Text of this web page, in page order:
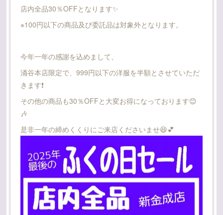
店内全品30％OFFとなります✨
※100円以下の商品及び委託品は対象外となります。
今年一年の感謝を込めまして、
涌谷本店限定で、999円以下の洋服を半額とさせていただ
きます❗
その他の商品も30％OFFと大変お得になっております😊
🎶
是非一年の締めくくりにご来店くださいませ😆💕